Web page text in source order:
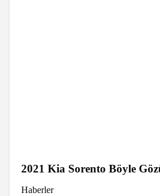
2021 Kia Sorento Böyle
Haberler